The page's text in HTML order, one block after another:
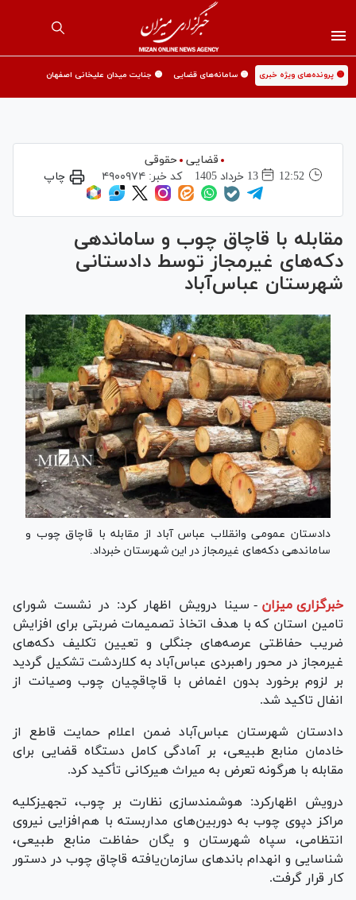
🟡 پرونده‌های ویژه خبری 🟡 سامانه‌های قضایی 🟡 جنایت میدان علیخانی اصفهان
قضایی حقوقی
12:52
13 خرداد 1405 کد خبر: ۴۹۰۰۹۷۴ چاپ
مقابله با قاچاق چوب و ساماندهی
دکه‌های غیرمجاز توسط دادستانی
شهرستان عباس‌آباد
دادستان عمومی وانقلاب عباس آباد از مقابله با قاچاق چوب و
ساماندهی دکه‌های غیرمجاز در این شهرستان خبرداد.
خبرگزاری میزان - سینا درویش اظهار کرد: در نشست شورای
تامین استان که با هدف اتخاذ تصمیمات ضربتی برای افزایش
ضریب حفاظتی عرصه‌های جنگلی و تعیین تکلیف دکه‌های
غیرمجاز در محور راهبردی عباس‌آباد به کلاردشت تشکیل گردید
بر لزوم برخورد بدون اغماض با قاچاقچیان چوب وصیانت از
انفال تاکید شد.
دادستان شهرستان عباس‌آباد ضمن اعلام حمایت قاطع از
خادمان منابع طبیعی، بر آمادگی کامل دستگاه قضایی برای
مقابله با هرگونه تعرض به میراث هیرکانی تأکید کرد.
درویش اظهارکرد: هوشمندسازی نظارت بر چوب، تجهیزکلیه
مراکز دپوی چوب به دوربین‌های مداربسته با هم‌افزایی نیروی
انتظامی، سپاه شهرستان و یگان حفاظت منابع طبیعی،
شناسایی و انهدام باند‌های سازمان‌یافته قاچاق چوب در دستور
کار قرار گرفت.